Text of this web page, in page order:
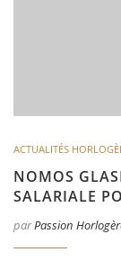
ACTUALITÉS
NOMOS
SALARIALE
parPassion